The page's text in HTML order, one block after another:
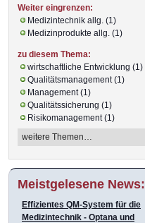
Weiter eingrenzen:
Medizintechnik allg. (1)
Medizinprodukte allg. (1)
zu diesem Thema:
wirtschaftliche Entwicklung (1)
Qualitätsmanagement (1)
Management (1)
Qualitätssicherung (1)
Risikomanagement (1)
Meistgelesene News:
Effizientes QM-System für die
Medizintechnik - Optana und